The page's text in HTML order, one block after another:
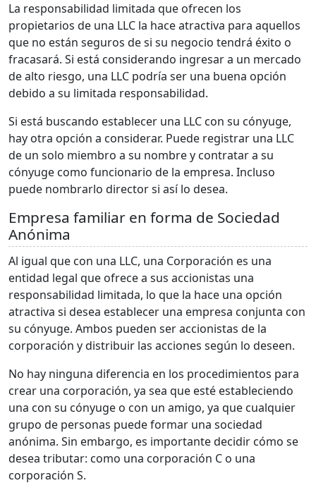
La responsabilidad limitada que ofrecen los
propietarios de una LLC la hace atractiva para aquellos
que no están seguros de si su negocio tendrá éxito o
fracasará. Si está considerando ingresar a un mercado
de alto riesgo, una LLC podría ser una buena opción
debido a su limitada responsabilidad.
Si está buscando establecer una LLC con su cónyuge,
hay otra opción a considerar. Puede registrar una LLC
de un solo miembro a su nombre y contratar a su
cónyuge como funcionario de la empresa. Incluso
puede nombrarlo director si así lo desea.
Empresa familiar en forma de Sociedad
Anónima
Al igual que con una LLC, una Corporación es una
entidad legal que ofrece a sus accionistas una
responsabilidad limitada, lo que la hace una opción
atractiva si desea establecer una empresa conjunta con
su cónyuge. Ambos pueden ser accionistas de la
corporación y distribuir las acciones según lo deseen.
No hay ninguna diferencia en los procedimientos para
crear una corporación, ya sea que esté estableciendo
una con su cónyuge o con un amigo, ya que cualquier
grupo de personas puede formar una sociedad
anónima. Sin embargo, es importante decidir cómo se
desea tributar: como una corporación C o una
corporación S.